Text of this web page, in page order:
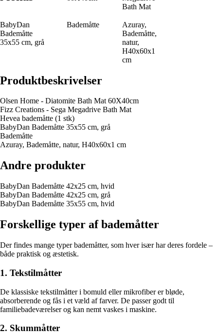
Bath Mat
BabyDan
Bademåtte
35x55 cm, grå
Bademåtte
Azuray,
Bademåtte,
natur,
H40x60x1
cm
Produktbeskrivelser
Olsen Home - Diatomite Bath Mat 60X40cm
Fizz Creations - Sega Megadrive Bath Mat
Hevea bademåtte (1 stk)
BabyDan Bademåtte 35x55 cm, grå
Bademåtte
Azuray, Bademåtte, natur, H40x60x1 cm
Andre produkter
BabyDan Bademåtte 42x25 cm, hvid
BabyDan Bademåtte 42x25 cm, grå
BabyDan Bademåtte 35x55 cm, hvid
Forskellige typer af bademåtter
Der findes mange typer bademåtter, som hver især har deres fordele –
både praktisk og æstetisk.
1. Tekstilmåtter
De klassiske tekstilmåtter i bomuld eller mikrofiber er bløde,
absorberende og fås i et væld af farver. De passer godt til
familiebadeværelser og kan nemt vaskes i maskine.
2. Skummåtter